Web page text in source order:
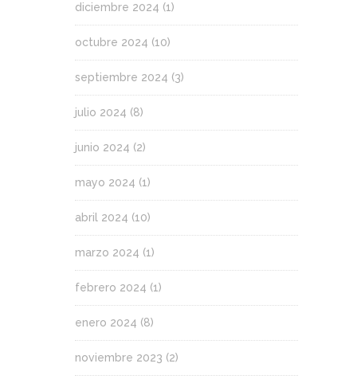
diciembre 2024 (1)
octubre 2024 (10)
septiembre 2024 (3)
julio 2024 (8)
junio 2024 (2)
mayo 2024 (1)
abril 2024 (10)
marzo 2024 (1)
febrero 2024 (1)
enero 2024 (8)
noviembre 2023 (2)